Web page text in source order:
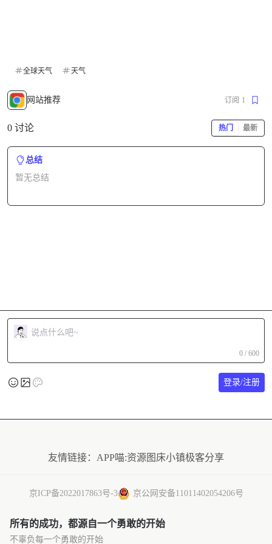
全球天气 天气
网站推荐 订阅 1
0 讨论 热门 最新
总结
暂无总结
0 / 600
登录/注册
友情链接： APP喵:资源 图床小镇极客分享
京ICP备2022017863号-3 京公网安备11011402054206号
所有的成功，都源自一个勇敢的开始
不辜负每一个勇敢的开始